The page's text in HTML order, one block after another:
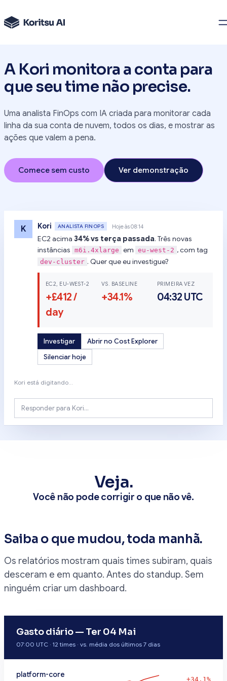
A Kori monitora a conta para
que seu time não precise.
Uma analista FinOps com IA criada para monitorar cada
linha da sua conta de nuvem, todos os dias, e mostrar as
ações que valem a pena.
Comece sem custo Ver demonstração
K Kori ANALISTA FINOPS Hoje às 08:14
EC2 acima 34% vs terça passada. Três novas
instâncias m6i.4xlarge em eu-west-2 , com tag
dev-cluster . Quer que eu investigue?
EC2, EU-WEST-2
+£412 /
day
VS. BASELINE
+34.1%
PRIMEIRA VEZ
04:32 UTC
Investigar
Abrir no Cost Explorer
Silenciar hoje
Kori está digitando…
Responder para Kori…
Veja.
Você não pode corrigir o que não vê.
Saiba o que mudou, toda manhã.
Os relatórios mostram quais times subiram, quais
desceram e em quanto. Antes do standup. Sem
ninguém criar um dashboard.
Gasto diário — Ter 04 Mai
07:00 UTC · 12 times · vs. média dos últimos 7 dias
platform-core
+34.1%